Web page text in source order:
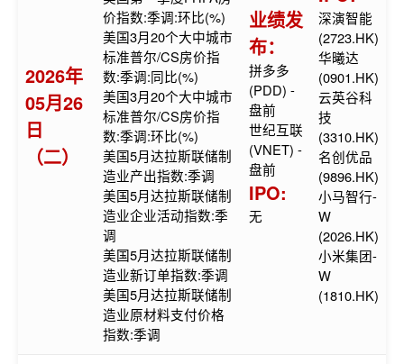
2026年
05月26
日
（二）
价指数:季调:环比(%)
美国3月20个大中城市
标准普尔/CS房价指
数:季调:同比(%)
美国3月20个大中城市
标准普尔/CS房价指
数:季调:环比(%)
美国5月达拉斯联储制
造业产出指数:季调
美国5月达拉斯联储制
造业企业活动指数:季
调
美国5月达拉斯联储制
造业新订单指数:季调
美国5月达拉斯联储制
造业原材料支付价格
指数:季调
业绩发
布：
拼多多
(PDD) -
盘前
世纪互联
(VNET) -
盘前
IPO:
无
深演智能
(2723.HK)
华曦达
(0901.HK)
云英谷科
技
(3310.HK)
名创优品
(9896.HK)
小马智行-
W
(2026.HK)
小米集团-
W
(1810.HK)